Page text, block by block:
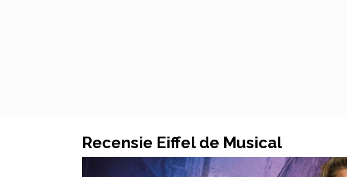
Recensie Eiffel de Musical